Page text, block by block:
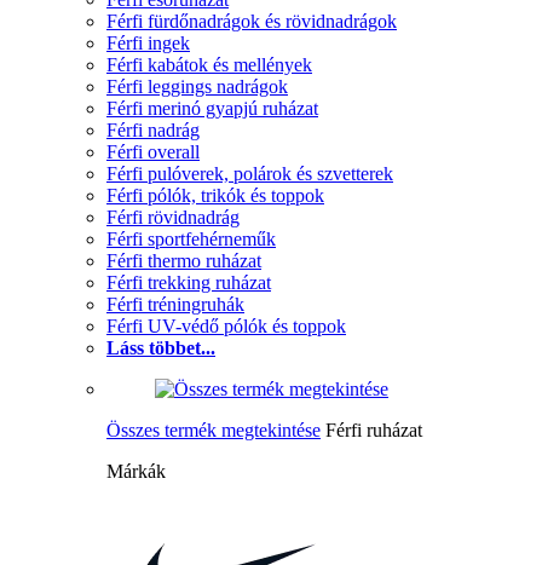
Férfi fürdőnadrágok és rövidnadrágok
Férfi ingek
Férfi kabátok és mellények
Férfi leggings nadrágok
Férfi merinó gyapjú ruházat
Férfi nadrág
Férfi overall
Férfi pulóverek, polárok és szvetterek
Férfi pólók, trikók és toppok
Férfi rövidnadrág
Férfi sportfehérneműk
Férfi thermo ruházat
Férfi trekking ruházat
Férfi tréningruhák
Férfi UV-védő pólók és toppok
Láss többet...
Összes termék megtekintése Férfi ruházat
Márkák